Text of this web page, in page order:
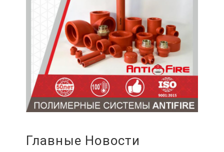
Главные Новости